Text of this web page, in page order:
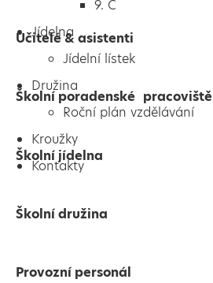
9. C
Jídelna
Jídelní lístek
Družina
Roční plán vzdělávání
Kroužky
Kontakty
Učitelé & asistenti
Školní poradenské pracoviště
Školní jídelna
Školní družina
Provozní personál